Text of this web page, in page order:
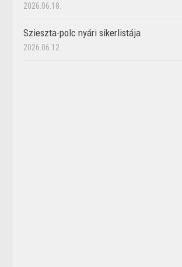
2026.06.18.
Szieszta-polc nyári sikerlistája
2026.06.12.